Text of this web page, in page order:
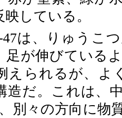
している。
47は、りゅうこ
足が伸びている
えられるが、よ
造だ。これは、
別々の方向に物